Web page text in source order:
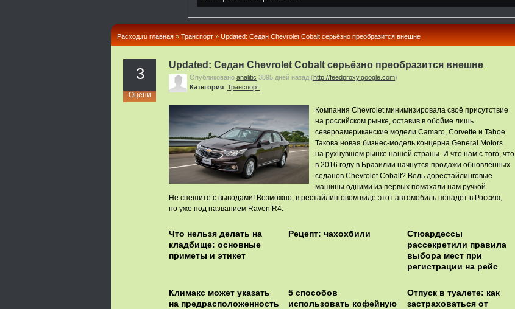
Расход.ru главная » Транспорт » Updated: Седан Chevrolet Cobalt серьёзно преобразится внешне
3
Оцени
Updated: Седан Chevrolet Cobalt серьёзно преобразится внешне
Опубликовано analitic 3895 дней назад (http://feedproxy.google.com)
Категория: Транспорт
Компания Chevrolet минимизировала своё присутствие
на российском рынке, оставив в обойме лишь
североамериканские модели Camaro, Corvette и Tahoe.
Такова новая бизнес-модель концерна General Motors
на рухнувшем рынке нашей страны. И что нам с того, что
в 2016 году в Бразилии начнутся продажи обновлённых
седанов Chevrolet Cobalt? Ведь дорестайлинговые
машины одними из первых помахали нам ручкой.
Не спешите с выводами! Возможно, в рестайлинговом виде этот автомобиль попадёт в Россию,
но уже под названием Ravon R4.
Что нельзя делать на
кладбище: основные
приметы и этикет
Рецепт: чахохбили
Стюардессы
рассекретили правила
выбора мест при
регистрации на рейс
Климакс может указать
на предрасположенность
5 способов
использовать кофейную
Отпуск в туалете: как
застраховаться от